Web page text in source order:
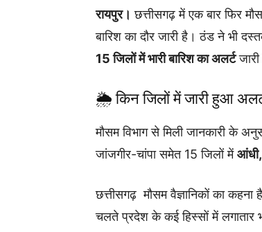
रायपुर। छत्तीसगढ़ में एक बार फिर
बारिश का दौर जारी है। ठंड ने भी
15 जिलों में भारी बारिश का अलर्टजारी
🌦️ किन जिलों में जारी हुआ
मौसम विभाग से मिली जानकारी के
जांजगीर-चांपा समेत 15 जिलों मेंआंधी,
छत्तीसगढ़ मौसम वैज्ञानिकों का कहना
चलते प्रदेश के कई हिस्सों में लगातार